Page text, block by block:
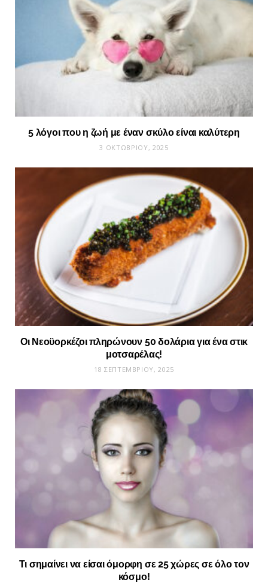
5 λόγοι που η ζωή με έναν σκύλο είναι καλύτερη
3 ΟΚΤΩΒΡΊΟΥ, 2025
Οι Νεοϋορκέζοι πληρώνουν 50 δολάρια για ένα στικ
μοτσαρέλας!
18 ΣΕΠΤΕΜΒΡΊΟΥ, 2025
Τι σημαίνει να είσαι όμορφη σε 25 χώρες σε όλο τον
κόσμο!